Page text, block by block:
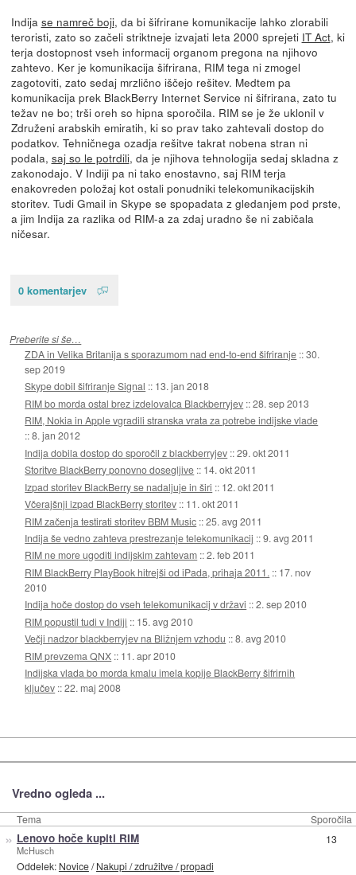
Indija se namreč boji, da bi šifrirane komunikacije lahko zlorabili
teroristi, zato so začeli striktneje izvajati leta 2000 sprejeti IT Act, ki
terja dostopnost vseh informacij organom pregona na njihovo
zahtevo. Ker je komunikacija šifrirana, RIM tega ni zmogel
zagotoviti, zato sedaj mrzlično iščejo rešitev. Medtem pa
komunikacija prek BlackBerry Internet Service ni šifrirana, zato tu
težav ne bo; trši oreh so hipna sporočila. RIM se je že uklonil v
Združeni arabskih emiratih, ki so prav tako zahtevali dostop do
podatkov. Tehničnega ozadja rešitve takrat nobena stran ni
podala, saj so le potrdili, da je njihova tehnologija sedaj skladna z
zakonodajo. V Indiji pa ni tako enostavno, saj RIM terja
enakovreden položaj kot ostali ponudniki telekomunikacijskih
storitev. Tudi Gmail in Skype se spopadata z gledanjem pod prste,
a jim Indija za razlika od RIM-a za zdaj uradno še ni zabičala
ničesar.
0 komentarjev
Preberite si še…
ZDA in Velika Britanija s sporazumom nad end-to-end šifriranje ::30.
sep 2019
Skype dobil šifriranje Signal :: 13. jan 2018
RIM bo morda ostal brez izdelovalca Blackberryjev ::28. sep 2013
RIM, Nokia in Apple vgradili stranska vrata za potrebe indijske vlade
::8. jan 2012
Indija dobila dostop do sporočil z blackberryjev ::29. okt 2011
Storitve BlackBerry ponovno dosegljive :: 14. okt 2011
Izpad storitev BlackBerry se nadaljuje in širi :: 12. okt 2011
Včerajšnji izpad BlackBerry storitev :: 11. okt 2011
RIM začenja testirati storitev BBM Music ::25. avg 2011
Indija še vedno zahteva prestrezanje telekomunikacij ::9. avg 2011
RIM ne more ugoditi indijskim zahtevam ::2. feb 2011
RIM BlackBerry PlayBook hitrejši od iPada, prihaja 2011. :: 17. nov
2010
Indija hoče dostop do vseh telekomunikacij v državi ::2. sep 2010
RIM popustil tudi v Indiji :: 15. avg 2010
Večji nadzor blackberryjev na Bližnjem vzhodu ::8. avg 2010
RIM prevzema QNX :: 11. apr 2010
Indijska vlada bo morda kmalu imela kopije BlackBerry šifrirnih
ključev ::22. maj 2008
Vredno ogleda ...
Tema Sporočila
» Lenovo hoče kupiti RIM
McHusch
Oddelek: Novice/Nakupi / združitve / propadi
13